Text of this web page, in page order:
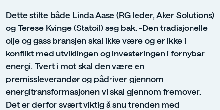
Dette stilte både Linda Aase (RG leder, Aker Solutions)
og Terese Kvinge (Statoil) seg bak. -Den tradisjonelle
olje og gass bransjen skal ikke være og er ikke i
konflikt med utviklingen og investeringen i fornybar
energi. Tvert i mot skal den være en
premissleverandør og pådriver gjennom
energitransformasjonen vi skal gjennom fremover.
Det er derfor svært viktig å snu trenden med